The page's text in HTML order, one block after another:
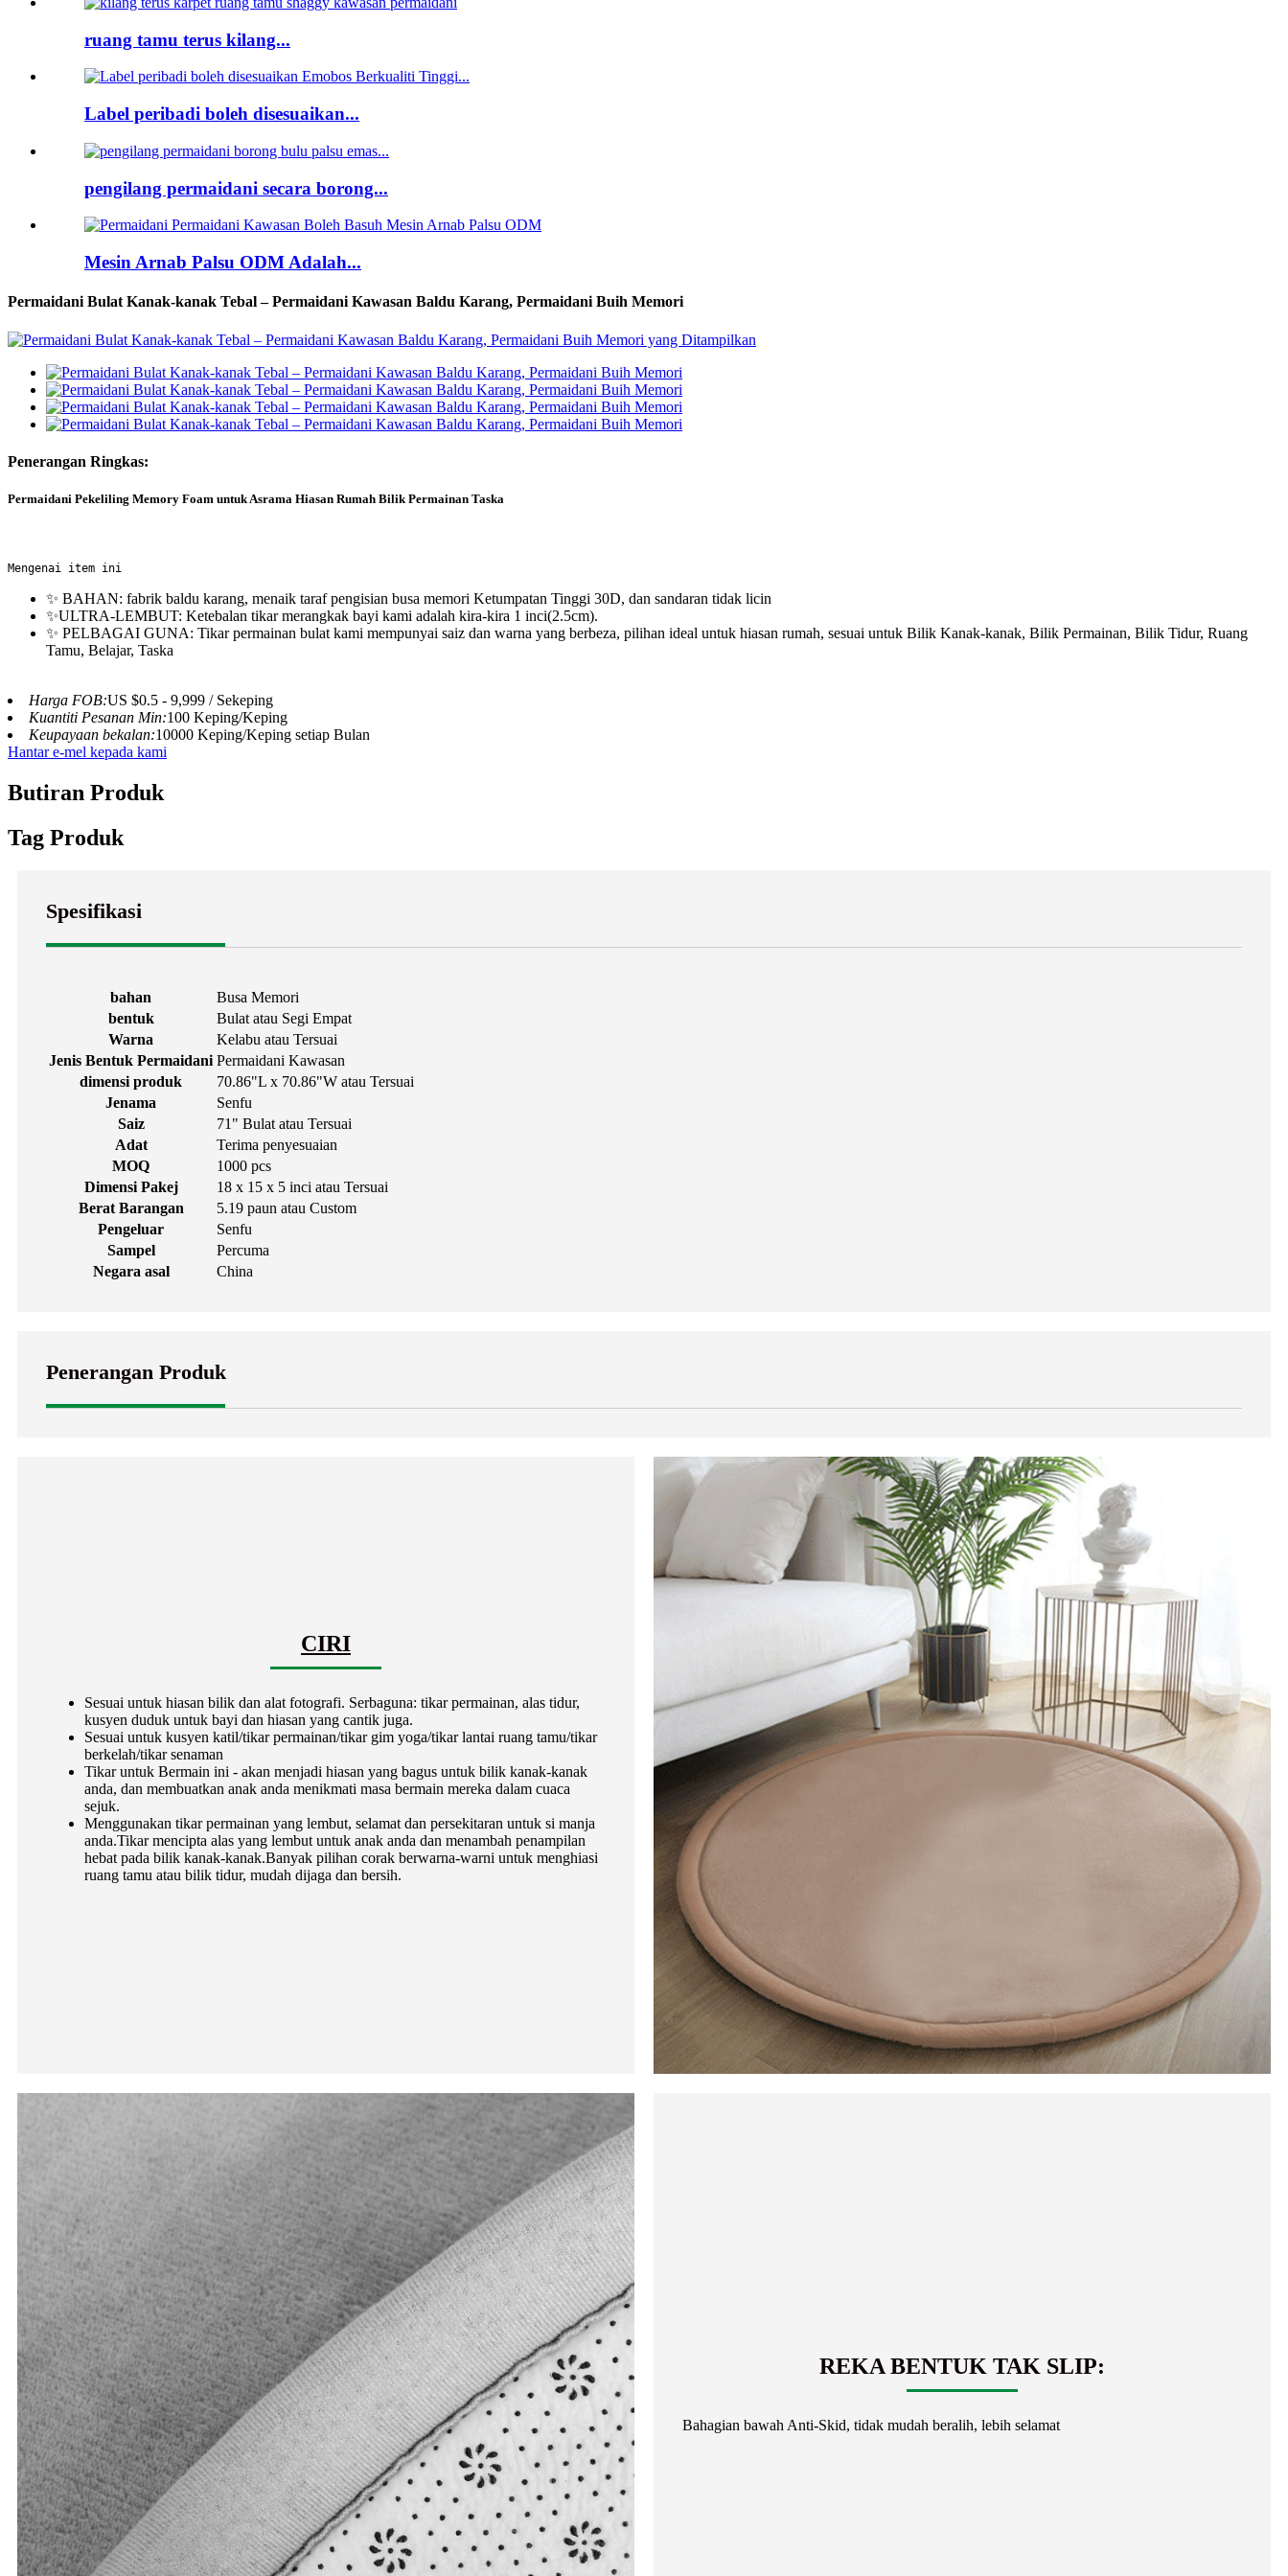
ruang tamu terus kilang...
Label peribadi boleh disesuaikan...
pengilang permaidani secara borong...
Mesin Arnab Palsu ODM Adalah...
Permaidani Bulat Kanak-kanak Tebal – Permaidani Kawasan Baldu Karang, Permaidani Buih Memori
Penerangan Ringkas:
Permaidani Pekeliling Memory Foam untuk Asrama Hiasan Rumah Bilik Permainan Taska
Mengenai item ini
✨ BAHAN: fabrik baldu karang, menaik taraf pengisian busa memori Ketumpatan Tinggi 30D, dan sandaran tidak licin
✨ULTRA-LEMBUT: Ketebalan tikar merangkak bayi kami adalah kira-kira 1 inci(2.5cm).
✨ PELBAGAI GUNA: Tikar permainan bulat kami mempunyai saiz dan warna yang berbeza, pilihan ideal untuk hiasan rumah, sesuai untuk Bilik Kanak-kanak, Bilik Permainan, Bilik Tidur, Ruang
Tamu, Belajar, Taska
Harga FOB:US $0.5 - 9,999 / Sekeping
Kuantiti Pesanan Min:100 Keping/Keping
Keupayaan bekalan:10000 Keping/Keping setiap Bulan
Hantar e-mel kepada kami
Butiran Produk
Tag Produk
Spesifikasi
bahan
Busa Memori
bentuk
Bulat atau Segi Empat
Warna
Kelabu atau Tersuai
Jenis Bentuk Permaidani Permaidani Kawasan
dimensi produk
70.86"L x 70.86"W atau Tersuai
Jenama
Senfu
Saiz
71" Bulat atau Tersuai
Adat
Terima penyesuaian
MOQ
1000 pcs
Dimensi Pakej
18 x 15 x 5 inci atau Tersuai
Berat Barangan
5.19 paun atau Custom
Pengeluar
Senfu
Sampel
Percuma
Negara asal
China
Penerangan Produk
CIRI
Sesuai untuk hiasan bilik dan alat fotografi. Serbaguna: tikar permainan, alas tidur,
kusyen duduk untuk bayi dan hiasan yang cantik juga.
Sesuai untuk kusyen katil/tikar permainan/tikar gim yoga/tikar lantai ruang tamu/tikar
berkelah/tikar senaman
Tikar untuk Bermain ini - akan menjadi hiasan yang bagus untuk bilik kanak-kanak
anda, dan membuatkan anak anda menikmati masa bermain mereka dalam cuaca
sejuk.
Menggunakan tikar permainan yang lembut, selamat dan persekitaran untuk si manja
anda.Tikar mencipta alas yang lembut untuk anak anda dan menambah penampilan
hebat pada bilik kanak-kanak.Banyak pilihan corak berwarna-warni untuk menghiasi
ruang tamu atau bilik tidur, mudah dijaga dan bersih.
REKA BENTUK TAK SLIP:
Bahagian bawah Anti-Skid, tidak mudah beralih, lebih selamat